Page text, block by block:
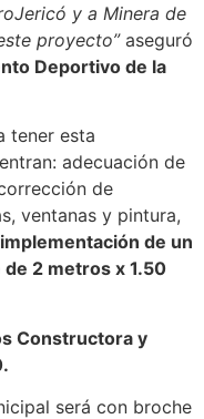
y a Minera de
proyecto” aseguró
Deportivo de la
tener esta
adecuación de
de
ventanas y pintura,
implementación de un
2 metros x 1.50
Constructora y
será con broche